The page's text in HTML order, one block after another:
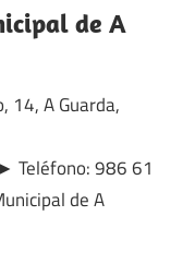
de A
14, A Guarda,
Teléfono: 986 61
de A